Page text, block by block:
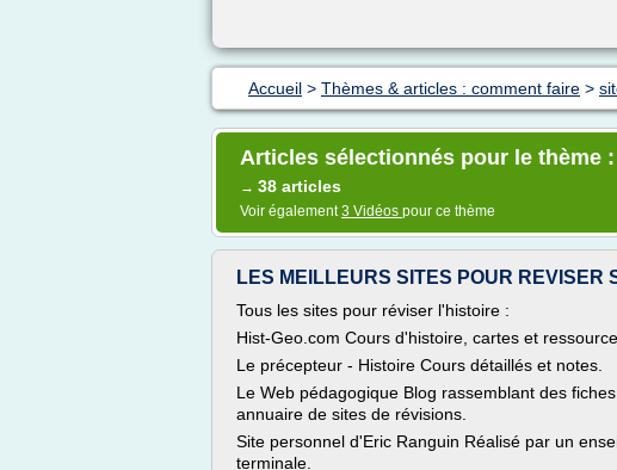
Accueil > Thèmes & articles : comment faire >
Articles sélectionnés pour le thème
→ 38 articles
Voir également3 Vidéos pour ce thème
LES MEILLEURS SITES POUR
Tous les sites pour réviser l'histoire :
Hist-Geo.com Cours d'histoire, cartes et
Le précepteur - Histoire Cours détaillés et notes.
Le Web pédagogique Blog rassemblant des
annuaire de sites de révisions.
Site personnel d'Eric Ranguin Réalisé par un
terminale.